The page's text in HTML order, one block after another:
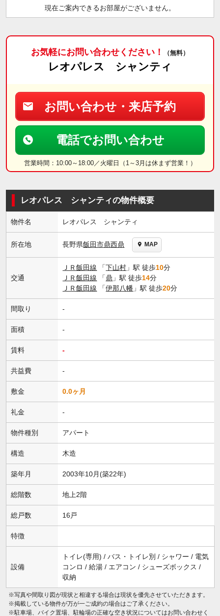
現在ご案内できるお部屋がございません。
お気軽にお問い合わせください！ （無料）
レオパレス シャンティ
お問い合わせ・来店予約
電話でお問い合わせ
営業時間：10:00～18:00／火曜日（1～3月は休まず営業！）
レオパレス シャンティの物件概要
物件名 レオパレス シャンティ
所在地 長野県飯田市鼎西鼎 MAP
交通
ＪＲ飯田線 「下山村 」駅 徒歩10分
ＪＲ飯田線 「鼎 」駅 徒歩14分
ＪＲ飯田線 「伊那八幡 」駅 徒歩20分
間取り -
面積 -
賃料 -
共益費 -
敷金 0.0ヶ月
礼金 -
物件種別 アパート
構造 木造
築年月 2003年10月(築22年)
総階数 地上2階
総戸数 16戸
特徴
設備
トイレ(専用) / バス・トイレ別 / シャワー / 電気
コンロ / 給湯 / エアコン / シューズボックス /
収納
※写真や間取り図が現状と相違する場合は現状を優先させていただきます。
※掲載している物件が万が一ご成約の場合はご了承ください。
※駐車場、バイク置場、駐輪場の正確な空き状況についてはお問い合わせく